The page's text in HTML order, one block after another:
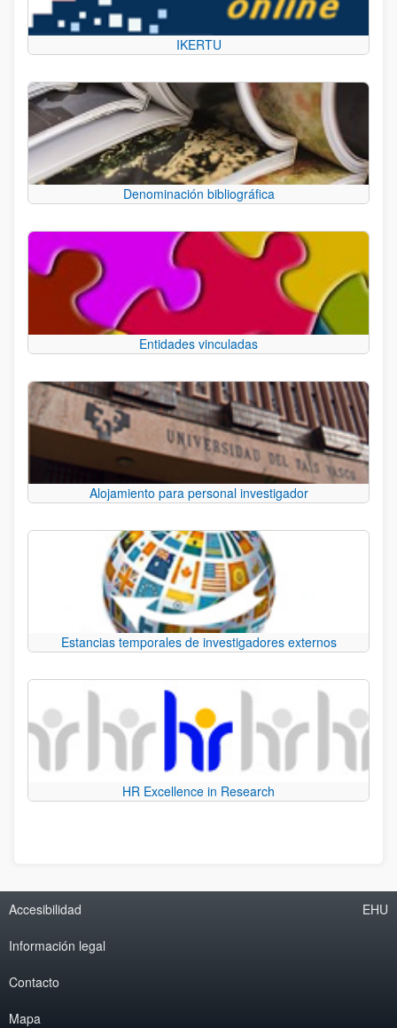
IKERTU
Denominación bibliográfica
Entidades vinculadas
Alojamiento para personal investigador
Estancias temporales de investigadores externos
HR Excellence in Research
Accesibilidad
Información legal
Contacto
Mapa
EHU